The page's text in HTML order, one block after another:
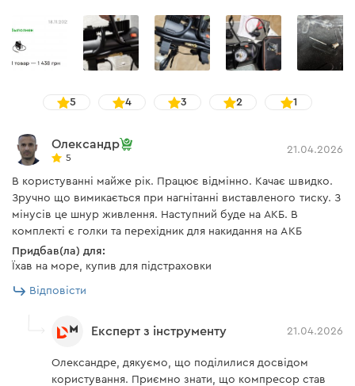
Продуктивність
Максимальний тиск без навантаження становить 10
нагнітання повітря 40 л/хв на вхід та 22 л/хв на вихід.
Це дозволяє швидко виконувати різноманітні
завдання. Наприклад, повністю спущене колесо R15
195/65 компресор накачає до 2 бар приблизно за 3
хвилини.
Інструкція користувача
Завантажити інструкцію до "Автомобільний компресор
5 4 3 2 1
Олександр
5
21.04.2026
В користуванні майже рік. Працює відмінно. Качає швидко.
Зручно що вимикається при нагнітанні виставленого тиску. З
мінусів це шнур живлення. Наступний буде на АКБ. В
комплекті є голки та перехідник для накидання на АКБ
Придбав(ла) для:
Їхав на море, купив для підстраховки
Відповісти
Експерт з інструменту 21.04.2026
Олександре, дякуємо, що поділилися досвідом
користування. Приємно знати, що компресор став